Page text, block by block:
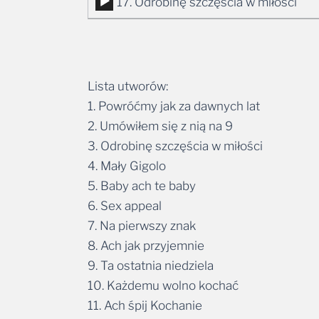
dźwiękowych
plików
Lista utworów:
1. Powróćmy jak za dawnych lat
2. Umówiłem się z nią na 9
3. Odrobinę szczęścia w miłości
4. Mały Gigolo
5. Baby ach te baby
6. Sex appeal
7. Na pierwszy znak
8. Ach jak przyjemnie
9. Ta ostatnia niedziela
10. Każdemu wolno kochać
11. Ach śpij Kochanie